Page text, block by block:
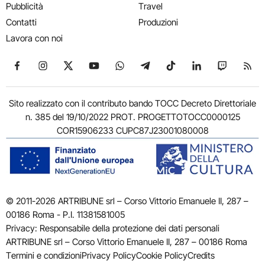
Pubblicità
Contatti
Lavora con noi
Travel
Produzioni
Seguici su Facebook
Seguici su Instagram
Seguici su X
Seguici su YouTube
Seguici su WhatsApp
Seguici su Telegram
Seguici su TikTok
Seguici su
Seguici
Sito realizzato con il contributo bando TOCC Decreto Direttoriale
n. 385 del 19/10/2022 PROT. PROGETTOTOCC0000125
COR15906233 CUPC87J23001080008
© 2011-2026 ARTRIBUNE srl – Corso Vittorio Emanuele II, 287 –
00186 Roma - P.I. 11381581005
Privacy: Responsabile della protezione dei dati personali
ARTRIBUNE srl – Corso Vittorio Emanuele II, 287 – 00186 Roma
Termini e condizioniPrivacy PolicyCookie PolicyCredits